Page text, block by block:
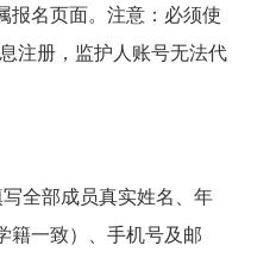
报名页面。注意：必须使
注册，监护人账号无法代
全部成员真实姓名、年
籍一致）、手机号及邮